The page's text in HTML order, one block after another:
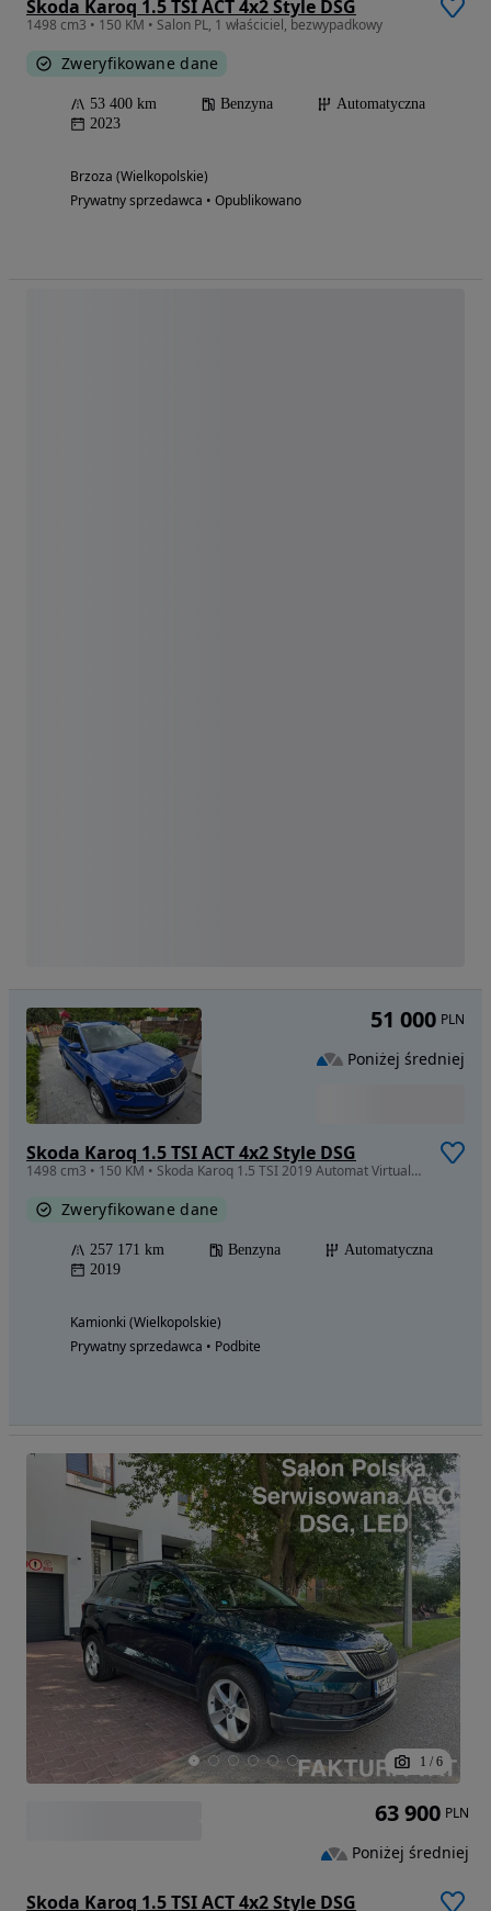
Skoda Karoq 1.5 TSI ACT 4x2 Style DSG
1498 cm3 • 150 KM • Salon PL, 1 właściciel, bezwypadkowy
Zweryfikowane dane
53 400 km Benzyna
Automatyczna
2023
Brzoza (Wielkopolskie)
Prywatny sprzedawca • Opublikowano
Skoda Karoq 1.5 TSI ACT 4x2 Style DSG
1498 cm3 • 150 KM • Skoda Karoq 1.5 TSI 2019 Automat Virtual cockpit - Zadbany
Zweryfikowane dane
257 171 km Benzyna
Automatyczna
2019
Kamionki (Wielkopolskie)
Prywatny sprzedawca • Podbite
51 000 PLN
Poniżej średniej
1 / 6
Skoda Karoq 1.5 TSI ACT 4x2 Style DSG
63 900 PLN
Poniżej średniej